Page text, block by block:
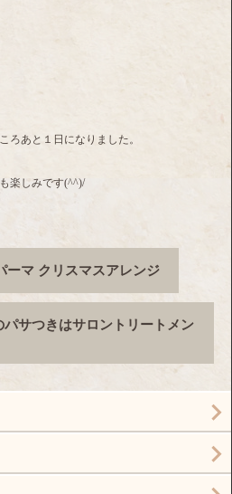
ろあと１日になりました。
楽しみです(^^)/
ーマ クリスマスアレンジ
サつきはサロントリートメン